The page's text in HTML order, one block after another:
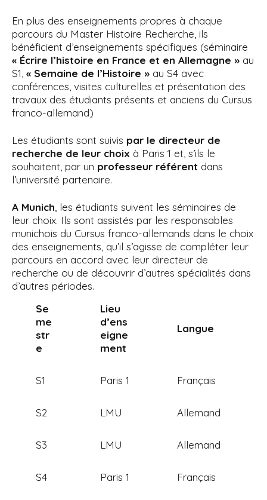
En plus des enseignements propres à chaque
parcours du Master Histoire Recherche, ils
bénéficient d’enseignements spécifiques (séminaire
« Écrire l’histoire en France et en Allemagne » au
S1, « Semaine de l’Histoire » au S4 avec
conférences, visites culturelles et présentation des
travaux des étudiants présents et anciens du Cursus
franco-allemand)
Les étudiants sont suivis par le directeur de
recherche de leur choix à Paris 1 et, s’ils le
souhaitent, par un professeur référent dans
l’université partenaire.
A Munich , les étudiants suivent les séminaires de
leur choix. Ils sont assistés par les responsables
munichois du Cursus franco-allemands dans le choix
des enseignements, qu’il s’agisse de compléter leur
parcours en accord avec leur directeur de
recherche ou de découvrir d’autres spécialités dans
d’autres périodes.
Se
me
str
e
Lieu
d’ens
eigne
ment
Langue
S1 Paris 1 Français
S2 LMU Allemand
S3 LMU Allemand
S4 Paris 1 Français